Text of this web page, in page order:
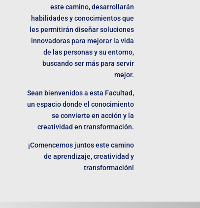
este camino, desarrollarán
habilidades y conocimientos que
les permitirán diseñar soluciones
innovadoras para mejorar la vida
de las personas y su entorno,
buscando ser más para servir
mejor.
Sean bienvenidos a esta Facultad,
un espacio donde el conocimiento
se convierte en acción y la
creatividad en transformación.
¡Comencemos juntos este camino
de aprendizaje, creatividad y
transformación!